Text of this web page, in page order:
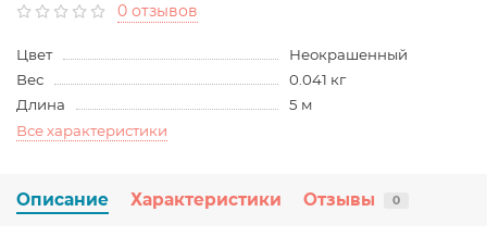
0 отзывов
Цвет
Неокрашенный
Вес
0.041 кг
Длина
5 м
Все характеристики
Описание Характеристики Отзывы 0